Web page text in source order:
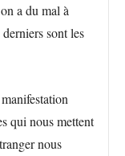
a du mal à
sont les
qui nous mettent
nous